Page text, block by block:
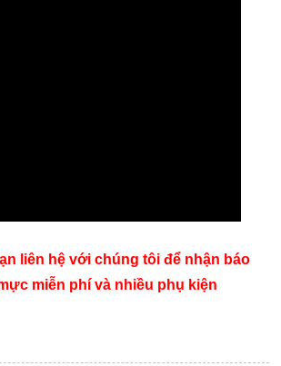
liên hệ với chúng tôi để nhận báo
miễn phí và nhiều phụ kiện